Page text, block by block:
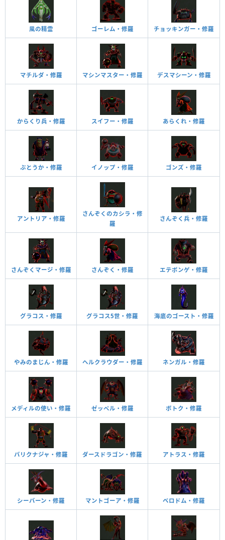
風の精霊 ゴーレム・修羅 チョッキンガー・修羅
マチルダ・修羅 マシンマスター・修羅 デスマシーン・修羅
からくり兵・修羅 スイフー・修羅 あらくれ・修羅
ぶとうか・修羅 イノップ・修羅 ゴンズ・修羅
アントリア・修羅
さんぞくのカシラ・修
羅
さんぞく兵・修羅
さんぞくマージ・修羅 さんぞく・修羅 エテポンゲ・修羅
グラコス・修羅 グラコス5世・修羅 海底のゴースト・修羅
やみのまじん・修羅 ヘルクラウダー・修羅 ネンガル・修羅
メディルの使い・修羅 ゼッペル・修羅 ボトク・修羅
バリクナジャ・修羅 ダースドラゴン・修羅 アトラス・修羅
シーバーン・修羅 マントゴーア・修羅 ベロドム・修羅